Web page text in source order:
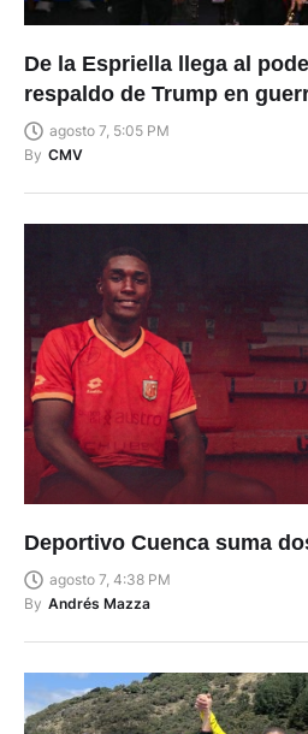
De la Espriella llega al
respaldo de Trump en
agosto 7, 5:05 PM
By CMV
Deportivo Cuenca suma
agosto 7, 4:38 PM
By Andrés Mazza